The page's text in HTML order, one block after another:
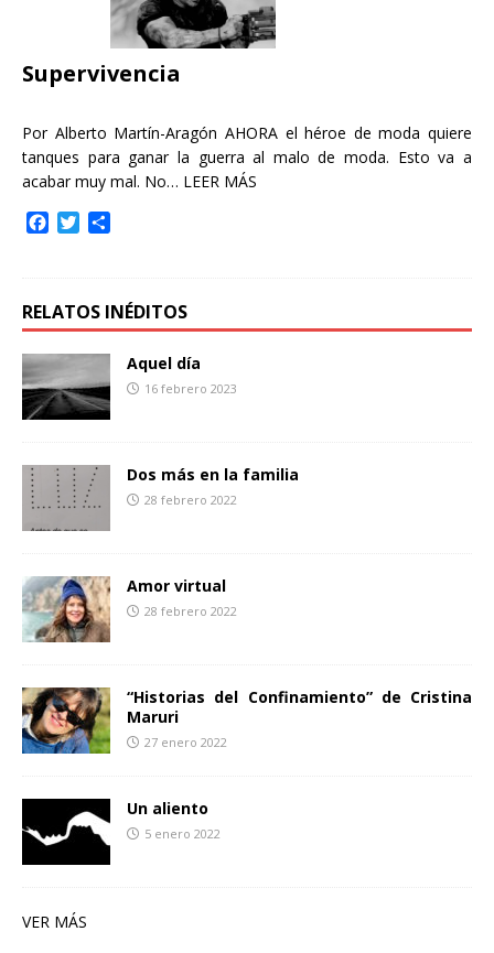
t
i
r
Supervivencia
Por Alberto Martín-Aragón AHORA el héroe de moda quiere
tanques para ganar la guerra al malo de moda. Esto va a
acabar muy mal. No… LEER MÁS
b
o
o
k
t
e
r
a
r
RELATOS INÉDITOS
Aquel día
16 febrero 2023
Dos más en la familia
28 febrero 2022
Amor virtual
28 febrero 2022
“Historias del Confinamiento” de Cristina
Maruri
27 enero 2022
Un aliento
5 enero 2022
VER MÁS